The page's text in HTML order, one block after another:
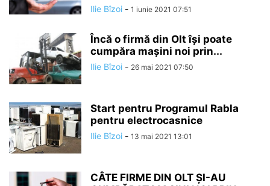
Ilie Bîzoi - 1 iunie 2021 07:51
Încă o firmă din Olt îşi poate
cumpăra maşini noi prin...
Ilie Bîzoi - 26 mai 2021 07:50
Start pentru Programul Rabla
pentru electrocasnice
Ilie Bîzoi - 13 mai 2021 13:01
CÂTE FIRME DIN OLT ȘI-AU